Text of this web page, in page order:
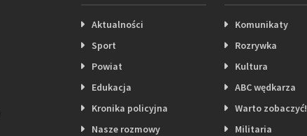
Aktualności
Sport
Powiat
Edukacja
Kronika policyjna
Nasze rozmowy
Komunikaty
Rozrywka
Kultura
ABC wędkarza
Warto zobaczyć!
Militaria